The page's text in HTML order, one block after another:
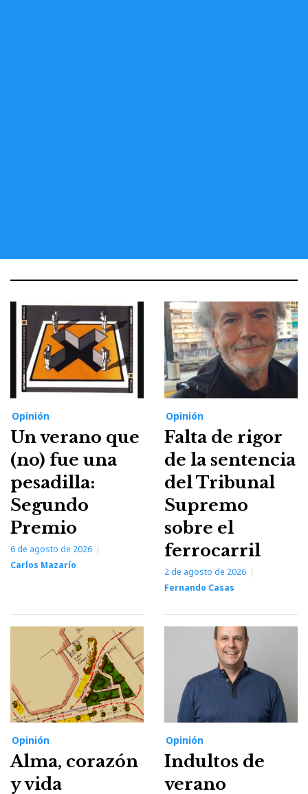
Opinión
Un verano que
(no) fue una
pesadilla:
Segundo
Premio
6 de agosto de 2026
Carlos Mazarío
Opinión
Falta de rigor
de la sentencia
del Tribunal
Supremo
sobre el
ferrocarril
2 de agosto de 2026
Fernando Casas
Opinión
Alma, corazón
y vida
Opinión
Indultos de
verano